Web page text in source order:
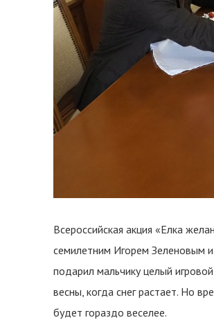
Всероссийская акция «Елка
семилетним Игорем Зеленовым
подарил мальчику целый
весны, когда снег растает. Но
будет гораздо веселее.